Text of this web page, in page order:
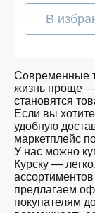
В
Современные
жизнь проще —
становятся
Если вы
удобную
маркетплейс
У нас можно
Курску —
предлагаем
покупателям